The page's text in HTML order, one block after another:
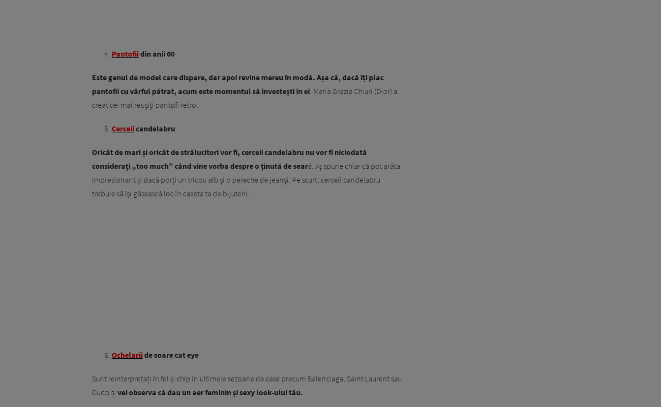
Pantofiidin anii 60
Este genul de model care dispare, dar apoi revine mereu în modă. Așa că, dacă îți plac
pantofii cu vârful pătrat, acum este momentul să investești în ei. Maria Grazia Chiuri (Dior) a
creat cei mai reușiți pantofi retro.
Cerceiicandelabru
Oricât de mari și oricât de strălucitori vor fi, cerceii candelabru nu vor fi niciodată
considerați „too much” când vine vorba despre o ținută de seară. Aș spune chiar că pot arăta
impresionant și dacă porți un tricou alb și o pereche de jeanși. Pe scurt, cerceii candelabru
trebuie să își găsească loc în caseta ta de bijuterii.
Ochelariide soare cat eye
Sunt reinterpretați în fel și chip în ultimele sezoane de case precum Balenciaga, Saint Laurent sau
Gucci și vei observa că dau un aer feminin și sexy look-ului tău.